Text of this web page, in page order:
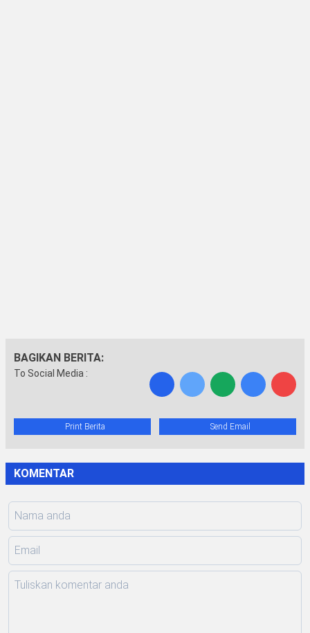
BAGIKAN BERITA:
To Social Media :
Print Berita Send Email
KOMENTAR